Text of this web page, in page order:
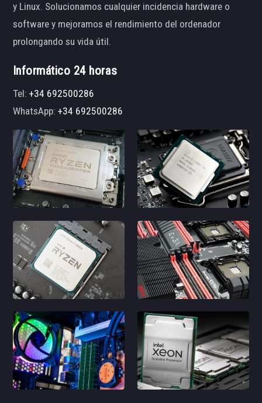
y Linux. Solucionamos cualquier incidencia hardware o
software y mejoramos el rendimiento del ordenador
prolongando su vida útil.
Informático 24 horas
Tel:+34 692500286
WhatsApp:+34 692500286